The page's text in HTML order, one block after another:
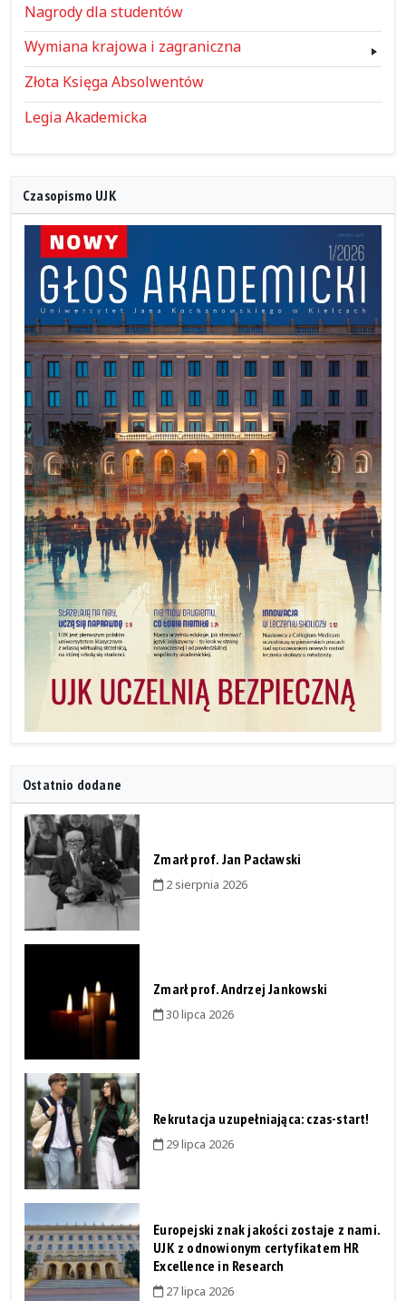
Nagrody dla studentów
Wymiana krajowa i zagraniczna
Złota Księga Absolwentów
Legia Akademicka
Czasopismo UJK
Ostatnio dodane
Zmarł prof. Jan Pacławski
2 sierpnia 2026
Zmarł prof. Andrzej Jankowski
30 lipca 2026
Rekrutacja uzupełniająca: czas-start!
29 lipca 2026
Europejski znak jakości zostaje z nami.
UJK z odnowionym certyfikatem HR
Excellence in Research
27 lipca 2026